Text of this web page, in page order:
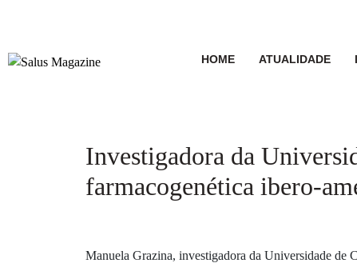
HOME ATUALIDADE
Investigadora da
farmacogenética ibero-
Manuela Grazina, investigadora da Universidade de